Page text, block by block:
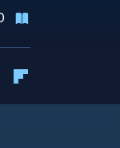
Twitter